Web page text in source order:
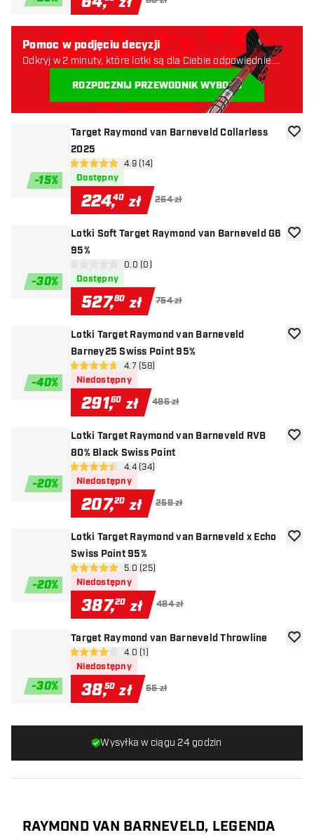
-15%
Target Raymond van Barneveld Collarless
2025
otwórz panel recenzji
4.9 gwiazdki oceny
4.9 (14)
Dostępny
224,40 zł 264 zł
-30%
Lotki Soft Target Raymond van Barneveld G6
95%
otwórz panel recenzji
0 gwiazdki oceny0.0 (0)
Dostępny
527,80 zł 754 zł
-40%
Lotki Target Raymond van Barneveld
Barney25 Swiss Point 95%
otwórz panel recenzji
4.7 gwiazdki oceny
4.7 (58)
Niedostępny
291,60 zł 486 zł
-20%
Lotki Target Raymond van Barneveld RVB
80% Black Swiss Point
otwórz panel recenzji
4.4 gwiazdki oceny
4.4 (34)
Niedostępny
207,20 zł 259 zł
-20%
Lotki Target Raymond van Barneveld x Echo
Swiss Point 95%
otwórz panel recenzji
5 gwiazdki oceny5.0 (25)
Niedostępny
387,20 zł 484 zł
-30%
Target Raymond van Barneveld Throwline
otwórz panel recenzji
4 gwiazdki oceny
4.0 (1)
Niedostępny
38,50 zł 55 zł
Pomoc w podjęciu decyzji
Odkryj w 2 minuty, które lotki są dla Ciebie odpowiednie.
ROZPOCZNIJ PRZEWODNIK WYBORU
Wysyłka w ciągu 24 godzin
RAYMOND VAN BARNEVELD, LEGENDA